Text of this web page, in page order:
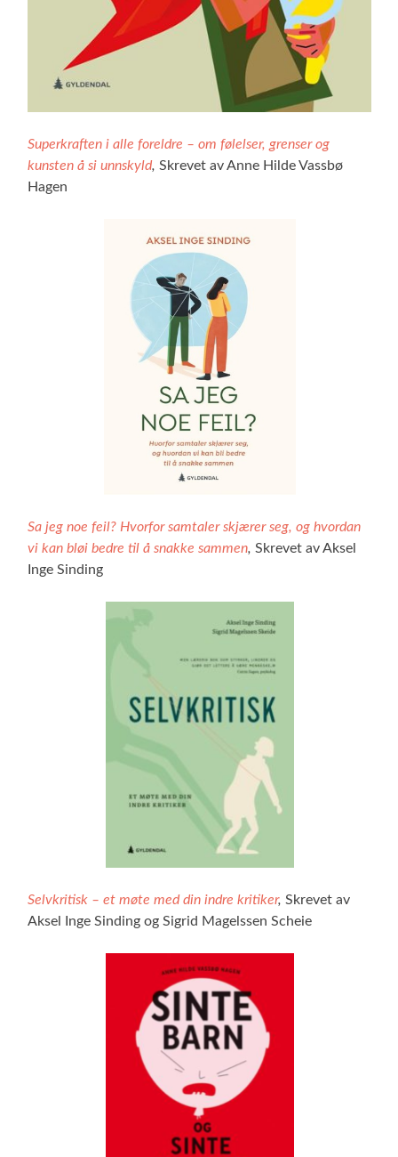
Superkraften i alle foreldre – om følelser, grenser og
kunsten å si unnskyld, Skrevet av Anne Hilde Vassbø
Hagen
Sa jeg noe feil? Hvorfor samtaler skjærer seg, og hvordan
vi kan bløi bedre til å snakke sammen, Skrevet av Aksel
Inge Sinding
Selvkritisk – et møte med din indre kritiker, Skrevet av
Aksel Inge Sinding og Sigrid Magelssen Scheie